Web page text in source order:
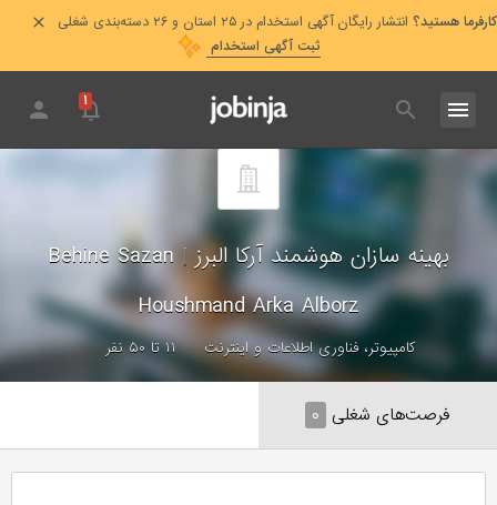
کارفرما هستید؟ انتشار رایگان آگهی استخدام در ۲۵ استان و ۲۶ دسته‌بندی شغلی
ثبت آگهی استخدام
۱
بهینه سازان هوشمند آرکا البرز|
Behine Sazan
Houshmand Arka Alborz
کامپیوتر، فناوری اطلاعات و اینترنت ۱۱ تا ۵۰ نفر
فرصت‌های شغلی ۰